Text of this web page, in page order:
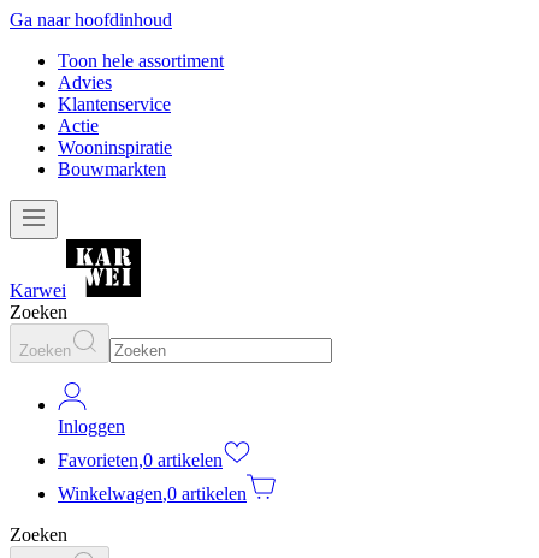
Ga naar hoofdinhoud
Toon hele assortiment
Advies
Klantenservice
Actie
Wooninspiratie
Bouwmarkten
Karwei
Zoeken
Zoeken
Inloggen
Favorieten,0 artikelen
Winkelwagen,0 artikelen
Zoeken